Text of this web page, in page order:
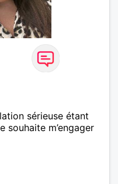
sérieuse étant
souhaite m’engager